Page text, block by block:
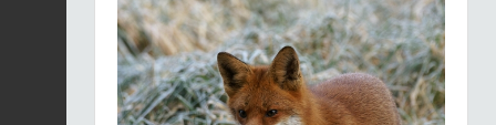
Fiche espèce
Petit rhinolophe |
Rhinolophus
hipposideros
2026-07-30 00:00:00